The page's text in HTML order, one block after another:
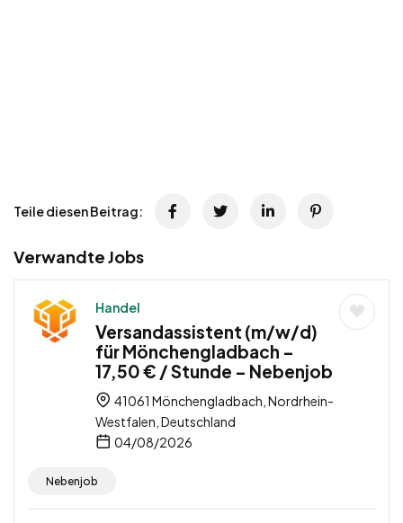
Teile diesen Beitrag:
Verwandte Jobs
Handel
Versandassistent (m/w/d)
für Mönchengladbach –
17,50 € / Stunde – Nebenjob
41061 Mönchengladbach, Nordrhein-
Westfalen, Deutschland
04/08/2026
Nebenjob